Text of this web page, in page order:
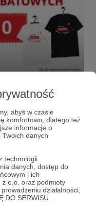
abyś w czasie
komfortowo, dlatego też
informacje o
danych
technologii
danych, dostęp do
i ich
z o.o. oraz podmioty
działalności,
DO SERWISU.
💝 Jeden kod TDK10
tourdemarket